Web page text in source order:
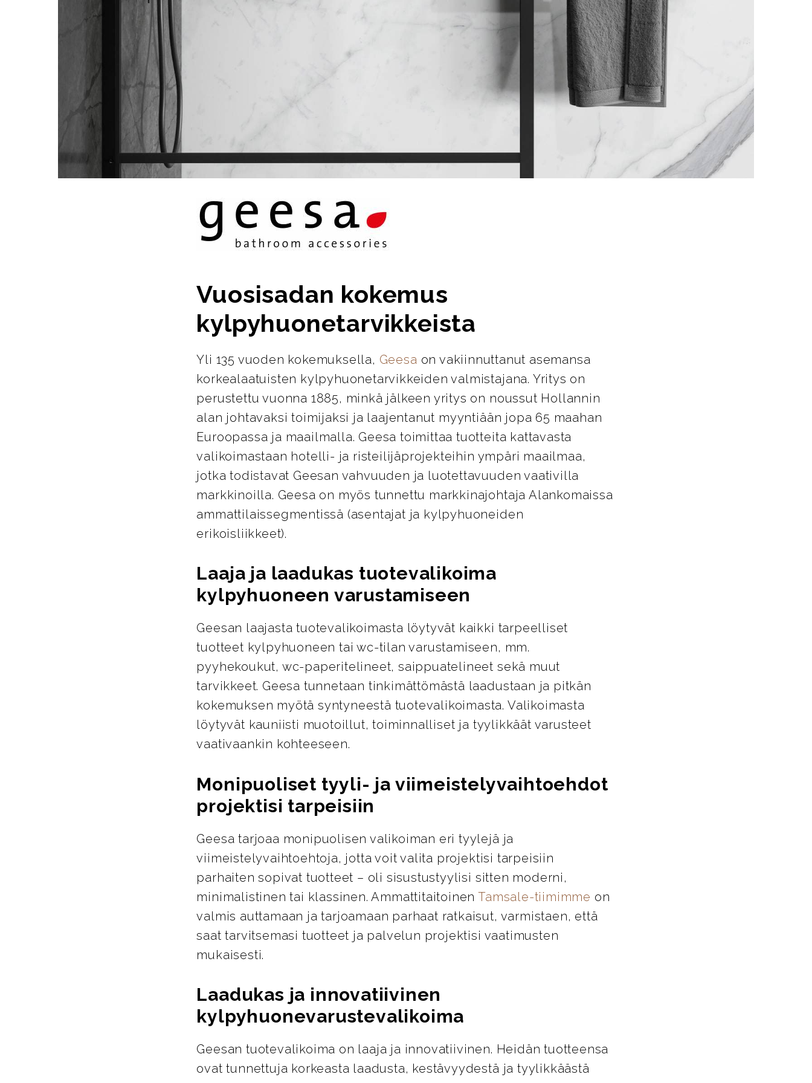
Vuosisadan kokemus
kylpyhuonetarvikkeista
Yli 135 vuoden kokemuksella, Geesa on vakiinnuttanut asemansa
korkealaatuisten kylpyhuonetarvikkeiden valmistajana. Yritys on
perustettu vuonna 1885, minkä jälkeen yritys on noussut Hollannin
alan johtavaksi toimijaksi ja laajentanut myyntiään jopa 65 maahan
Euroopassa ja maailmalla. Geesa toimittaa tuotteita kattavasta
valikoimastaan hotelli- ja risteilijäprojekteihin ympäri maailmaa,
jotka todistavat Geesan vahvuuden ja luotettavuuden vaativilla
markkinoilla. Geesa on myös tunnettu markkinajohtaja Alankomaissa
ammattilaissegmentissä (asentajat ja kylpyhuoneiden
erikoisliikkeet).
Laaja ja laadukas tuotevalikoima
kylpyhuoneen varustamiseen
Geesan laajasta tuotevalikoimasta löytyvät kaikki tarpeelliset
tuotteet kylpyhuoneen tai wc-tilan varustamiseen, mm.
pyyhekoukut, wc-paperitelineet, saippuatelineet sekä muut
tarvikkeet. Geesa tunnetaan tinkimättömästä laadustaan ja pitkän
kokemuksen myötä syntyneestä tuotevalikoimasta. Valikoimasta
löytyvät kauniisti muotoillut, toiminnalliset ja tyylikkäät varusteet
vaativaankin kohteeseen.
Monipuoliset tyyli- ja viimeistelyvaihtoehdot
projektisi tarpeisiin
Geesa tarjoaa monipuolisen valikoiman eri tyylejä ja
viimeistelyvaihtoehtoja, jotta voit valita projektisi tarpeisiin
parhaiten sopivat tuotteet – oli sisustustyylisi sitten moderni,
minimalistinen tai klassinen. AmmattitaitoinenTamsale-tiimimme on
valmis auttamaan ja tarjoamaan parhaat ratkaisut, varmistaen, että
saat tarvitsemasi tuotteet ja palvelun projektisi vaatimusten
mukaisesti.
Laadukas ja innovatiivinen
kylpyhuonevarustevalikoima
Geesan tuotevalikoima on laaja ja innovatiivinen. Heidän tuotteensa
ovat tunnettuja korkeasta laadusta, kestävyydestä ja tyylikkäästä